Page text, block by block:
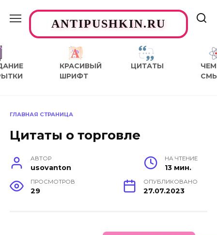
содержаниюANTIPUSHKIN.RU
КРАСИВЫЙ
ШРИФТ
ЦИТАТЫ
ЧЕМ
ГЛАВНАЯ СТРАНИЦА
Цитаты о торговле
АВТОР
usovanton
НА ЧТЕНИЕ
13 мин.
ПРОСМОТРОВ
29
ОПУБЛИКОВАНО
27.07.2023